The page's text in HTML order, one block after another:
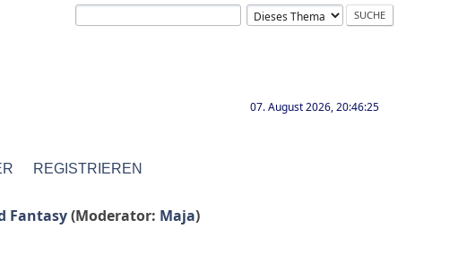
07. August 2026, 20:46:25
REGISTRIEREN
Fantasy(Moderator: Maja)